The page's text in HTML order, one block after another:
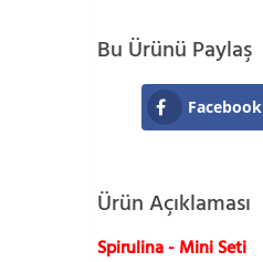
Bu Ürünü Paylaş
Facebook
Ürün Açıklaması
Spirulina - Mini Seti